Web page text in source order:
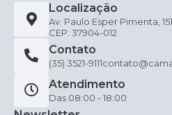
Localização
Av. Paulo Esper Pimenta,
CEP: 37904-012
Contato
(35) 3521-9111
Atendimento
Das 08:00 - 18:00